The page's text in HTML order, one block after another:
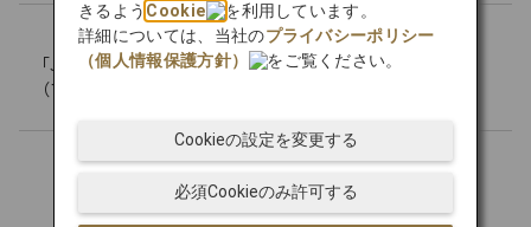
「JALグループ航空会社 個人情報の取り扱いについて」
（プライバシーポリシー）の改訂のお知らせ
「JALカーボンオフセット」について
きるよう Cookie
を利用しています。
詳細については、当社のプライバシーポリシー
（個人情報保護方針）
をご覧ください。
必須Cookieのみ許可する
Cookieの設定を変更する